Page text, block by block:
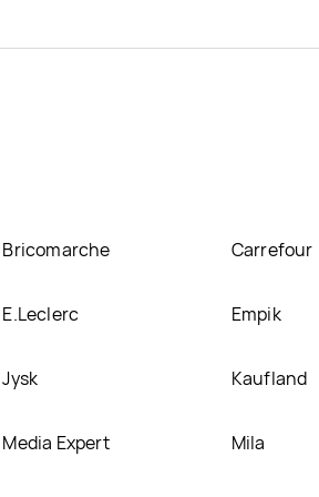
Bricomarche Carrefour
E.Leclerc Empik
Jysk Kaufland
Media Expert Mila